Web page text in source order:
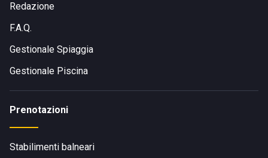
Redazione
F.A.Q.
Gestionale Spiaggia
Gestionale Piscina
Prenotazioni
Stabilimenti balneari